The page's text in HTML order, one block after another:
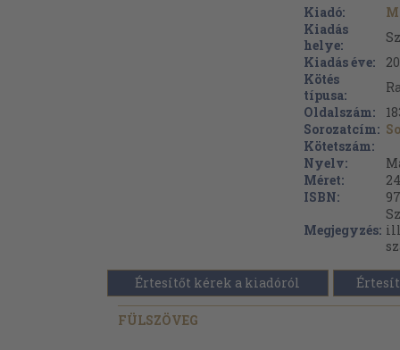
Kiadó:
Kiadás
helye:
Kiadás éve:
Kötés
típusa:
Oldalszám:
Sorozatcím:
Kötetszám:
Nyelv:
Méret:
ISBN:
Megjegyzés:
Értesítőt kérek a kiadóról
FÜLSZÖVEG